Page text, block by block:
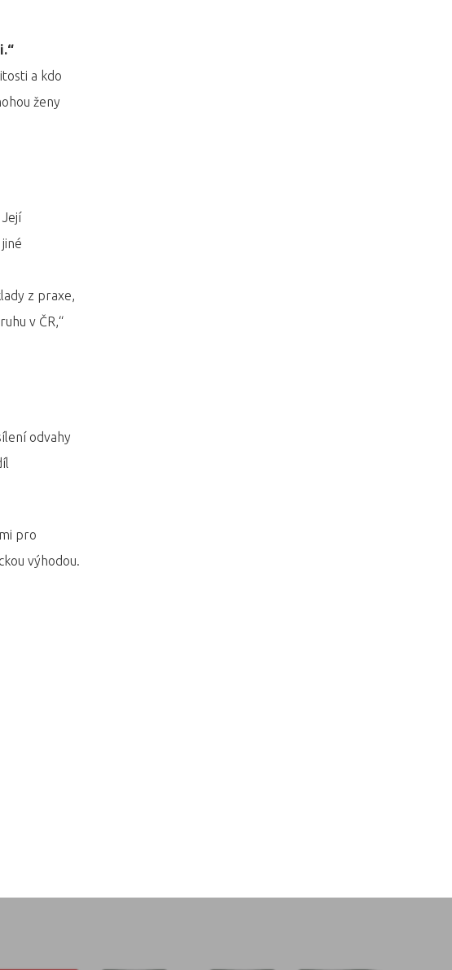
a kdo
ženy
z praxe,
v ČR,“
odvahy
pro
výhodou.